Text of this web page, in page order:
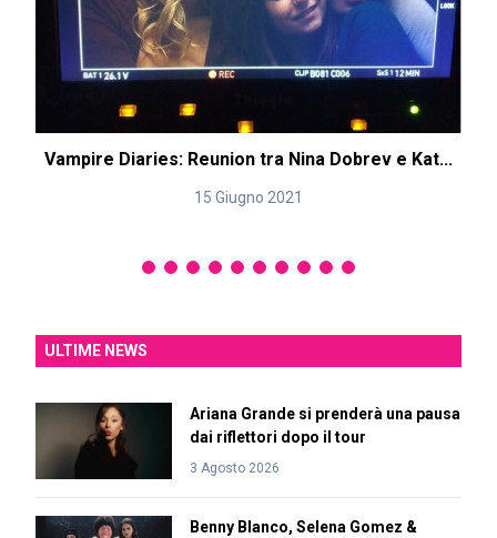
Vampire Diaries: Reunion tra Nina Dobrev e Kat...
15 Giugno 2021
ULTIME NEWS
Ariana Grande si prenderà una pausa
dai riflettori dopo il tour
3 Agosto 2026
Benny Blanco, Selena Gomez &